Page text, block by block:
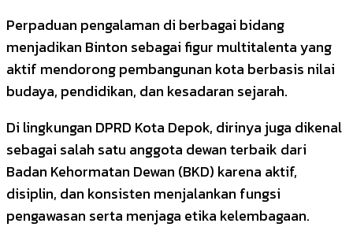
Perpaduan pengalaman di berbagai bidang
menjadikan Binton sebagai figur multitalenta yang
aktif mendorong pembangunan kota berbasis nilai
budaya, pendidikan, dan kesadaran sejarah.
Di lingkungan DPRD Kota Depok, dirinya juga dikenal
sebagai salah satu anggota dewan terbaik dari
Badan Kehormatan Dewan (BKD) karena aktif,
disiplin, dan konsisten menjalankan fungsi
pengawasan serta menjaga etika kelembagaan.